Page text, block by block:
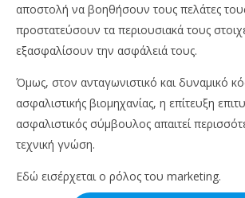
NOW VIEWING
Η Χρησιμότητα του Marketing για
Ασφαλιστικούς Συμβούλους
Αυγούστου,
2023
αποστολή να βοηθήσουν τους πελάτες
προστατεύσουν τα περιουσιακά τους
εξασφαλίσουν την ασφάλειά τους.
Όμως, στον ανταγωνιστικό και δυναμικό
ασφαλιστικής βιομηχανίας, η επίτευξη
ασφαλιστικός σύμβουλος απαιτεί
τεχνική γνώση.
Εδώ εισέρχεται ο ρόλος του marketing.